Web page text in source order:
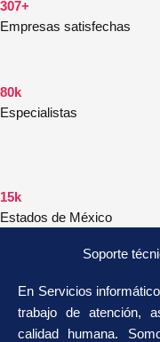
307+
Empresas satisfechas
80k
Especialistas
15k
Estados de México
Soporte
En Servicios
trabajo de atención,
calidad humana.